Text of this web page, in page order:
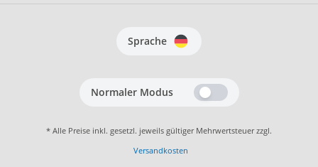
Sprache
Normaler Modus
* Alle Preise inkl. gesetzl. jeweils gültiger Mehrwertsteuer zzgl.
Versandkosten